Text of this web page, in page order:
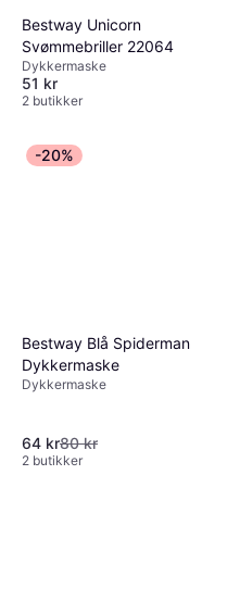
Bestway Unicorn
Svømmebriller 22064
Dykkermaske
51 kr
2 butikker
-20%
Bestway Blå Spiderman
Dykkermaske
Dykkermaske
64 kr80 kr
2 butikker